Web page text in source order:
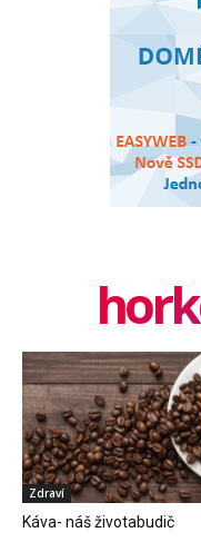
Zdraví
Káva- náš životabudič